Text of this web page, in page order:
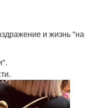
и жизнь "на